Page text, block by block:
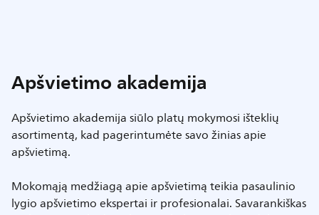
Apšvietimo akademija
Apšvietimo akademija siūlo platų mokymosi išteklių
asortimentą, kad pagerintumėte savo žinias apie
apšvietimą.
Mokomąją medžiagą apie apšvietimą teikia pasaulinio
lygio apšvietimo ekspertai ir profesionalai. Savarankiškas